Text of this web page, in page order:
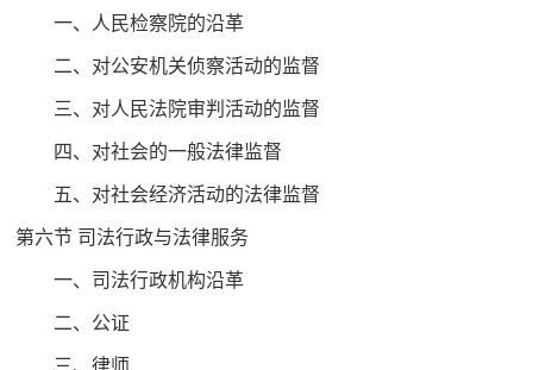
一、人民检察院的沿革
二、对公安机关侦察活动的监督
三、对人民法院审判活动的监督
四、对社会的一般法律监督
五、对社会经济活动的法律监督
第六节 司法行政与法律服务
一、司法行政机构沿革
二、公证